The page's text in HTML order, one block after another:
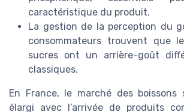
caractéristique du produit.
La gestion de la perception du
consommateurs trouvent que
sucres ont un arrière-goût
classiques.
En France, le marché des boissons
élargi avec l’arrivée de produits